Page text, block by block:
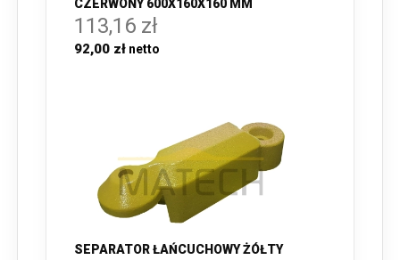
CZERWONY 600X160X160 MM
113,16 zł
92,00 zł
SEPARATOR ŁAŃCUCHOWY ŻÓŁTY